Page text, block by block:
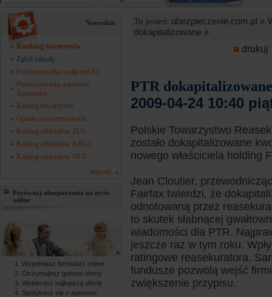
Narzędzia
Ranking towarzystw
Zgłoś szkodę
Porównywarka wyłączeń AC
Porównywarka zakresów
Assistance
Katalog towarzystw
Opinie o towarzystwach
Katalog oddziałów ZUS
Katalog oddziałów KRUS
Katalog oddziałów NFZ
więcej
Porównaj ubezpieczenia na życie
online
Wypełniasz formularz online
Otrzymujesz gotowe oferty
Wybierasz najlepszą ofertę
Spotykasz się z agentem
Tu jesteś: ubezpieczenie.com.pl »
dokapitalizowane »
drukuj
PTR dokapitalizowane
2009-04-24 10:40
Polskie Towarzystwo
zostało dokapitalizowane
nowego właściciela holding
Jean Cloutier,
Fairfax twierdzi, że
odnotowaną przez
to skutek słabnącej
wiadomości dla PTR.
jeszcze raz w tym roku.
ratingowe reasekuratora.
fundusze pozwolą wejść
zwiększenie przypisu.